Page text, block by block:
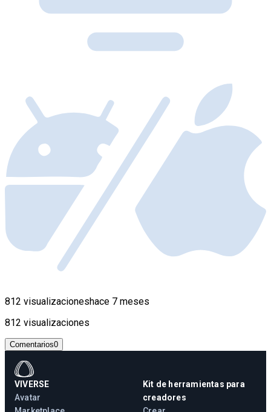
812 visualizacioneshace 7 meses
812 visualizaciones
Comentarios0
VIVERSE
Avatar
Kit de herramientas para
creadores